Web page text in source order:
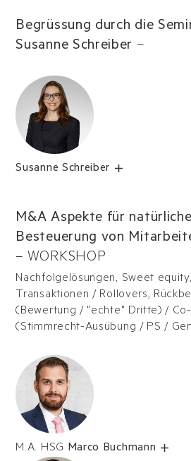
Begrüssung durch die
Susanne Schreiber –
Susanne Schreiber
M&A Aspekte für
Besteuerung von
– WORKSHOP
Nachfolgelösungen, Sweet
Transaktionen / Rollovers,
(Bewertung / "echte" Dritte) /
(Stimmrecht-Ausübung / PS /
M.A. HSG Marco Buchmann